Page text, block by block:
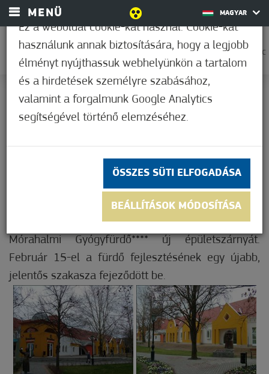
MENÜ MAGYAR
0
25,6°C
Nem értékelt
ÚJ ÉPÜLETSZÁRNY KERÜLT
ÁTADÁSRA AZ ERZSÉBET
GYÓGYFÜRDŐBEN****
Ünnepélyes keretek között adták át az Erzsébet
Mórahalmi Gyógyfürdő**** új épületszárnyát.
Február 15-el a fürdő fejlesztésének egy újabb,
jelentős szakasza fejeződött be.
Ez a weboldal cookie-kat használ. Cookie-kat
használunk annak biztosítására, hogy a legjobb
élményt nyújthassuk webhelyünkön a tartalom
és a hirdetések személyre szabásához,
valamint a forgalmunk Google Analytics
segítségével történő elemzéséhez.
ÖSSZES SÜTI ELFOGADÁSA
BEÁLLÍTÁSOK MÓDOSÍTÁSA